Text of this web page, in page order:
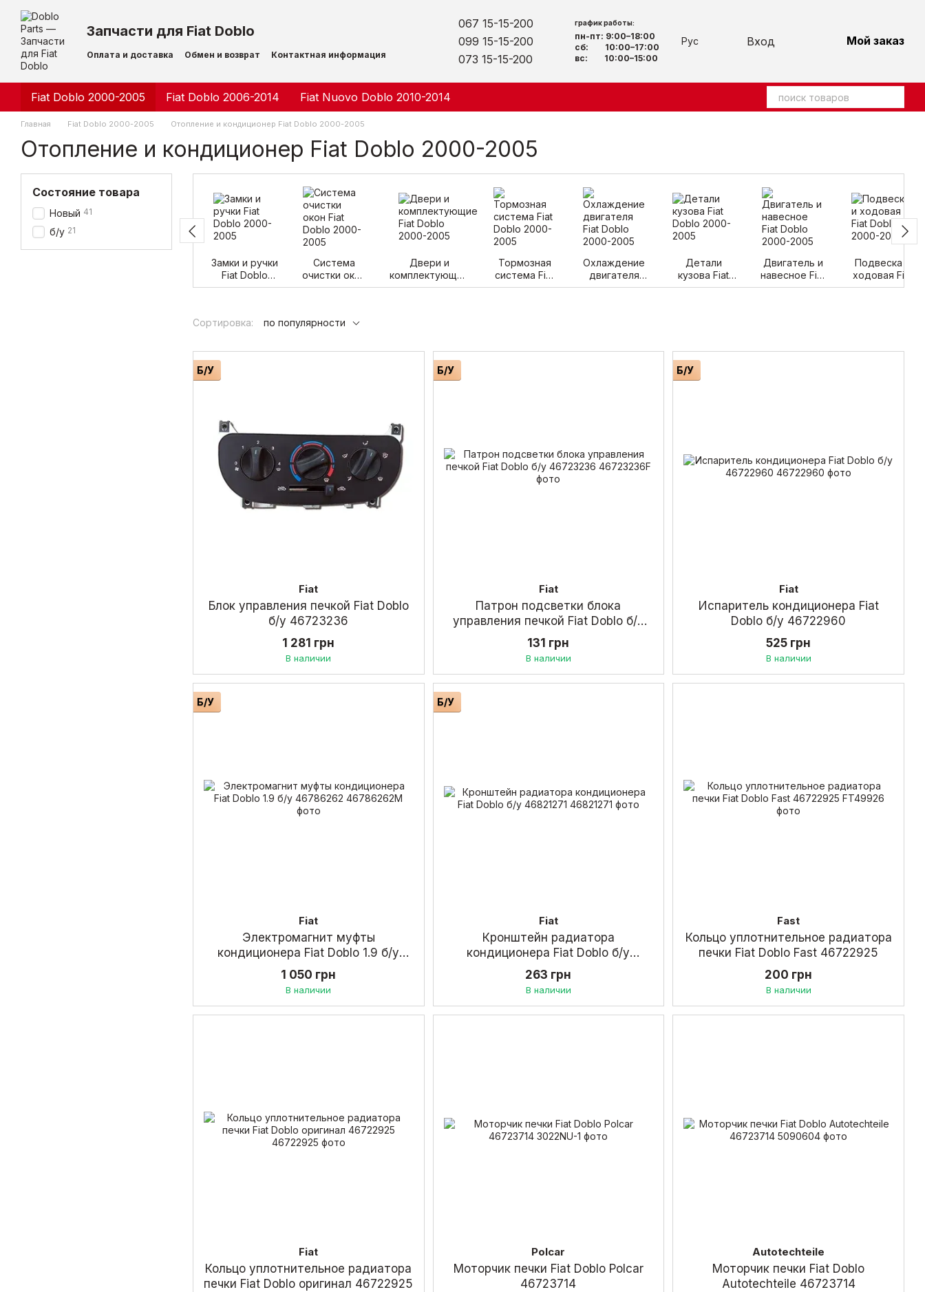
Перейти к основному контенту
Запчасти для Fiat Doblo
Оплата и доставка Обмен и возврат Контактная информация
067 15-15-200
099 15-15-200
073 15-15-200
график работы:
пн-пт: 9:00–18:00
сб: 10:00–17:00
вс: 10:00–15:00
Рус Вход Мой заказ
Fiat Doblo 2000-2005 Fiat Doblo 2006-2014 Fiat Nuovo Doblo 2010-2014
Главная Fiat Doblo 2000-2005 Отопление и кондиционер Fiat Doblo 2000-2005
Отопление и кондиционер Fiat Doblo 2000-2005
Замки и ручки
Fiat Doblo
2000-2005
Система
очистки окон
Fiat Doblo
Двери и
комплектующие
Fiat Doblo 2000-
Тормозная
система Fiat
Doblo 2000-
Охлаждение
двигателя
Fiat Doblo
Детали
кузова Fiat
Doblo 2000-
Двигатель и
навесное Fiat
Doblo 2000-
Подвеска и
ходовая Fiat
Doblo 2000-
Сортировка:
по популярности
Б/У
Fiat
Блок управления печкой Fiat Doblo
б/у 46723236
1 281 грн
В наличии
Б/У
Fiat
Патрон подсветки блока
управления печкой Fiat Doblo б/у
46723236
131 грн
В наличии
Б/У
Fiat
Испаритель кондиционера Fiat
Doblo б/у 46722960
525 грн
В наличии
Б/У
Fiat
Электромагнит муфты
кондиционера Fiat Doblo 1.9 б/у
46786262
1 050 грн
В наличии
Б/У
Fiat
Кронштейн радиатора
кондиционера Fiat Doblo б/у
46821271
263 грн
В наличии
Fast
Кольцо уплотнительное радиатора
печки Fiat Doblo Fast 46722925
200 грн
В наличии
Fiat
Кольцо уплотнительное радиатора
печки Fiat Doblo оригинал 46722925
Polcar
Моторчик печки Fiat Doblo Polcar
46723714
Autotechteile
Моторчик печки Fiat Doblo
Autotechteile 46723714
Состояние товара
Новый 41
б/у 21